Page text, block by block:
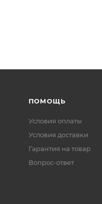
ПОМОЩЬ
Условия оплаты
Условия доставки
Гарантия на товар
Вопрос-ответ